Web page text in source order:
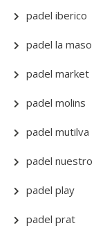
padel iberico
padel la maso
padel market
padel molins
padel mutilva
padel nuestro
padel play
padel prat